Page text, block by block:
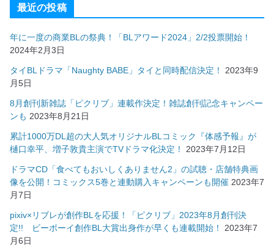
最近の投稿
年に一度の商業BLの祭典！「BLアワード2024」2/2投票開始！
2024年2月3日
タイBLドラマ「Naughty BABE」タイと同時配信決定！
2023年9
月5日
8月創刊新雑誌「ピクリブ」連載作決定！雑誌創刊記念キャンペー
ンも 2023年8月21日
累計1000万DL超の大人気オリジナルBLコミック『体感予報』が
樋口幸平、増子敦貴主演でTVドラマ化決定！
2023年7月12日
ドラマCD「食べてもおいしくありません2」の試聴・店舗特典画
像を公開！コミックス5巻と連動購入キャンペーンも開催 2023年7
月7日
pixiv×リブレが創作BLを応援！「ピクリブ」2023年8月創刊決
定!! ビーボーイ創作BL大賞出身作が早くも連載開始！
2023年7
月6日